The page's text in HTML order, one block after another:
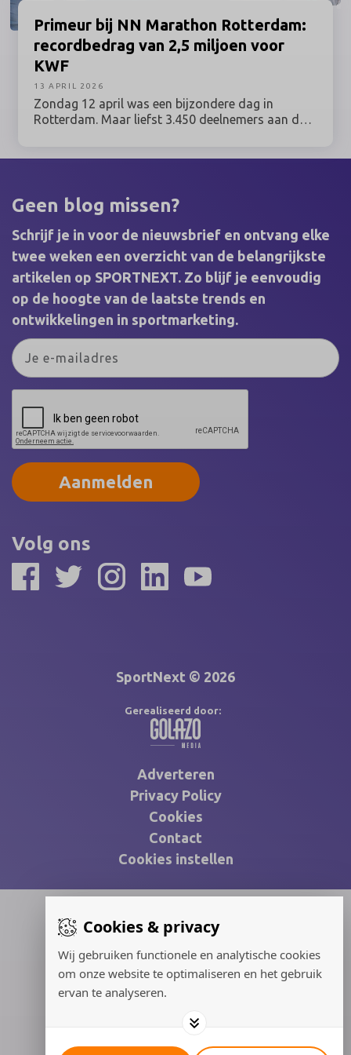
Cookies & privacy
Wij gebruiken functionele en analytische cookies
om onze website te optimaliseren en het gebruik
ervan te analyseren.
Primeur bij NN Marathon Rotterdam:
recordbedrag van 2,5 miljoen voor
KWF
Zondag 12 april was een bijzondere dag in
Rotterdam. Maar liefst 3.450 deelnemers aan de
opbrengst maakt KWF Kankerbestrijding
kankeronderzoek, zorg en ondersteuning mogelijk
voor iedereen die geraakt is door kanker.
13 APRIL 2026
Geen blog missen?
Schrijf je in voor de nieuwsbrief en ontvang elke
twee weken een overzicht van de belangrijkste
artikelen op SPORTNEXT. Zo blijf je eenvoudig
op de hoogte van de laatste trends en
ontwikkelingen in sportmarketing.
Aanmelden
Volg ons
SportNext © 2026
Gerealiseerd door:
Adverteren
Privacy Policy
Cookies
Contact
Cookies instellen